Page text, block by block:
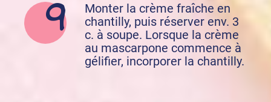
Monter la crème fraîche en
chantilly, puis réserver env. 3
c. à soupe. Lorsque la crème
au mascarpone commence à
gélifier, incorporer la chantilly.